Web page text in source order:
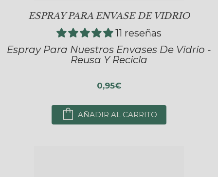
ESPRAY PARA ENVASE DE VIDRIO
11 reseñas
Espray Para Nuestros Envases De Vidrio -
Reusa Y Recicla
0,95€
AÑADIR AL CARRITO